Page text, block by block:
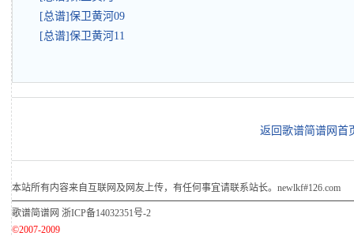
[总谱]保卫黄河09
[总谱]保卫黄河11
返回歌谱简谱网首
本站所有内容来自互联网及网友上传，有任何事宜请联系站长。newlkf#126.com
歌谱简谱网 浙ICP备14032351号-2
©2007-2009